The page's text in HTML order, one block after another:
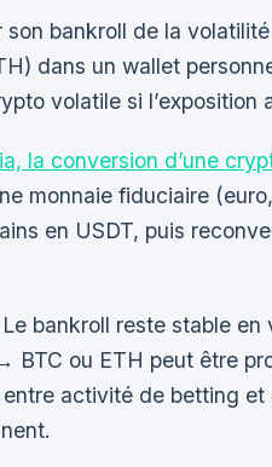
bankroll de la
dans un wallet
volatile si l’exposition
la conversion d’une
monnaie fiduciaire
en USDT, puis
bankroll reste stable
ou ETH peut être
activité de betting